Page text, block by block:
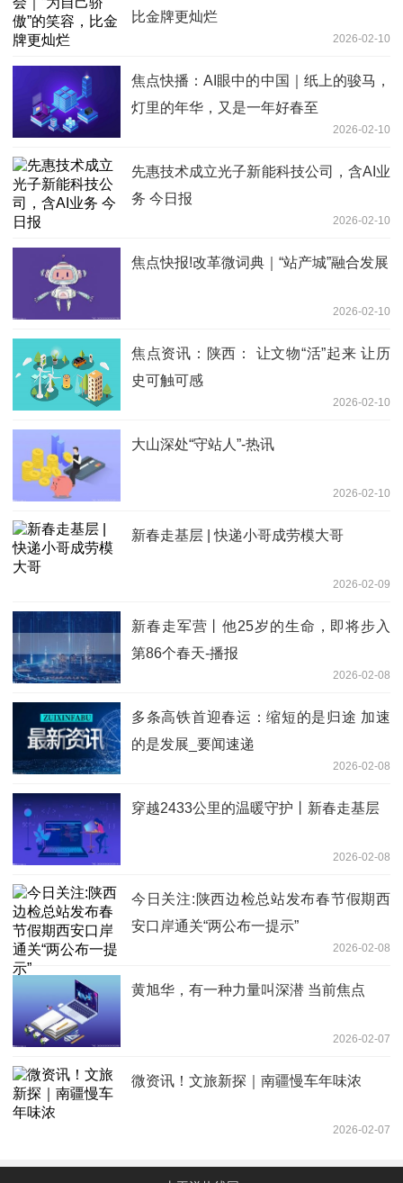
比金牌更灿烂
2026-02-10
焦点快播：AI眼中的中国｜纸上的骏马，
灯里的年华，又是一年好春至
2026-02-10
先惠技术成立光子新能科技公司，含AI业
务 今日报
2026-02-10
焦点快报!改革微词典｜“站产城”融合发展
2026-02-10
焦点资讯：陕西： 让文物“活”起来 让历
史可触可感
2026-02-10
大山深处“守站人”-热讯
2026-02-10
新春走基层 | 快递小哥成劳模大哥
2026-02-09
新春走军营丨他25岁的生命，即将步入
第86个春天-播报
2026-02-08
多条高铁首迎春运：缩短的是归途 加速
的是发展_要闻速递
2026-02-08
穿越2433公里的温暖守护丨新春走基层
2026-02-08
今日关注:陕西边检总站发布春节假期西
安口岸通关“两公布一提示”
2026-02-08
黄旭华，有一种力量叫深潜 当前焦点
2026-02-07
微资讯！文旅新探｜南疆慢车年味浓
2026-02-07